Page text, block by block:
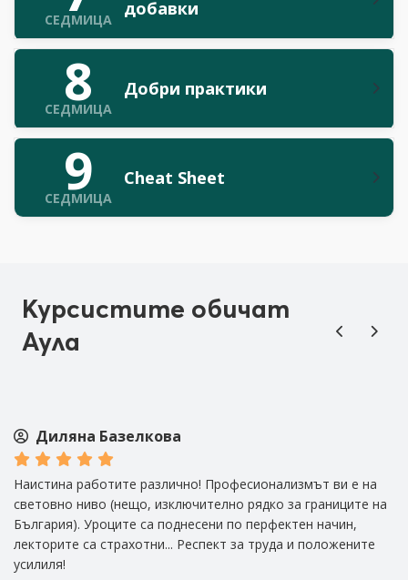
СЕДМИЦА
добавки
8
СЕДМИЦА
Добри практики
9
СЕДМИЦА
Cheat Sheet
Курсистите обичат
Аула
Диляна Базелкова
Наистина работите различно! Професионализмът ви е на
световно ниво (нещо, изключително рядко за границите на
България). Уроците са поднесени по перфектен начин,
лекторите са страхотни... Респект за труда и положените
усилиля!